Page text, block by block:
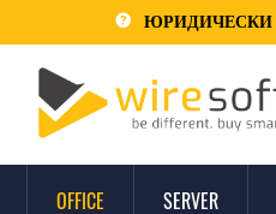
ЮРИДИЧЕСКИ
OFFICE SERVER